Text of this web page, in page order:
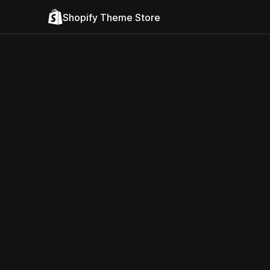
Shopify Theme Store